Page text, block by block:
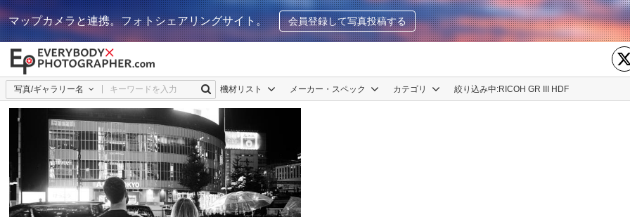
マップカメラと連携。フォトシェアリングサイト。 会員登録して写真投稿する
写真/ギャラリー名 機材リスト メーカー・スペック カテゴリ 絞り込み中:RICOH GR III HDF